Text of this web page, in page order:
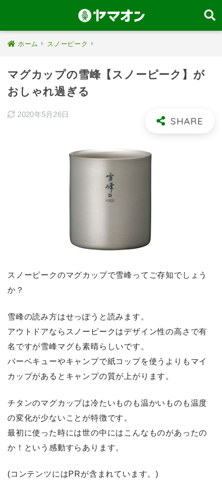
ホーム スノーピーク
マグカップの雪峰【スノーピーク】が
おしゃれ過ぎる
2020年5月26日
スノーピークのマグカップで雪峰ってご存知でしょう
か？
雪峰の読み方はせっぽうと読みます。
アウトドアならスノーピークはデザイン性の高さで有
名ですが雪峰マグも素晴らしいです。
バーベキューやキャンプで紙コップを使うよりもマイ
カップがあるとキャンプの質が上がります。
チタンのマグカップは冷たいものも温かいものも温度
の変化が少ないことが特徴です。
最初に使った時には世の中にはこんなものがあったの
か！という感動すらあります。
(コンテンツにはPRが含まれています。)